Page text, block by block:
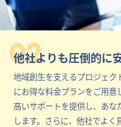
02
他社よりも圧倒的に
地域創生を支えるプロジェ
にお得な料金プランをご用
高いサポートを提供し、あな
します。さらに、他社でよ